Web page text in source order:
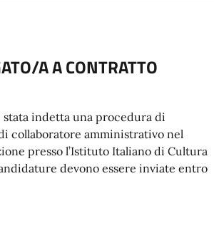
A A CONTRATTO
indetta una procedura di
collaboratore amministrativo nel
presso l’Istituto Italiano di Cultura
devono essere inviate entro